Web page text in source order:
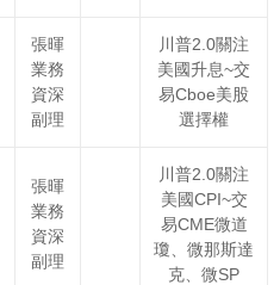
張暉
業務
資深
副理
川普2.0關注
美國升息~交
易Cboe美股
選擇權
張暉
業務
資深
副理
川普2.0關注
美國CPI~交
易CME微道
瓊、微那斯達
克、微SP